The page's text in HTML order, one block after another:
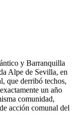
y Barranquilla
Alpe de Sevilla, en
que derribó techos,
un año
comunidad,
acción comunal del